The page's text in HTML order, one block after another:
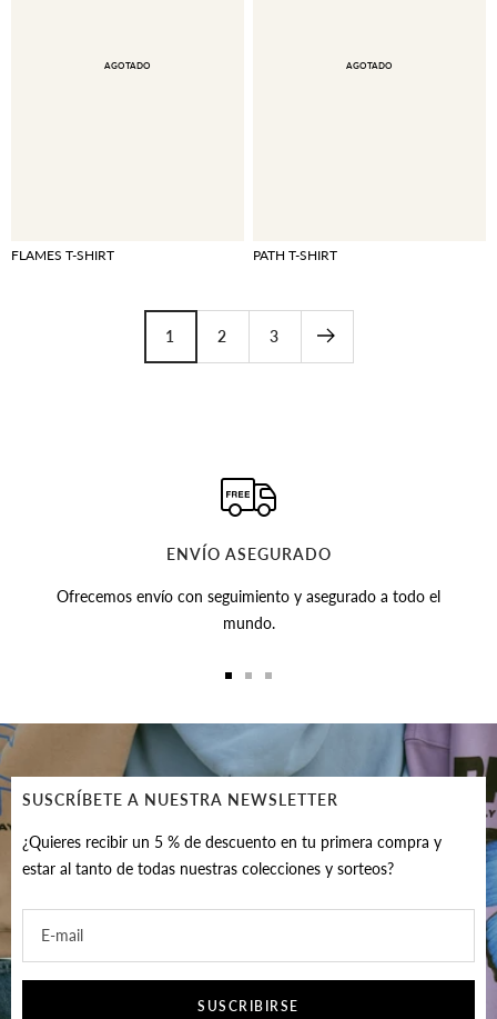
AGOTADO
FLAMES T-SHIRT
AGOTADO
PATH T-SHIRT
1 2 3
ENVÍO ASEGURADO
Ofrecemos envío con seguimiento y asegurado a todo el
mundo.
diapositiva
1
diapositiva
2
diapositiva
3
SUSCRÍBETE A NUESTRA NEWSLETTER
¿Quieres recibir un 5 % de descuento en tu primera compra y
estar al tanto de todas nuestras colecciones y sorteos?
E-mail
SUSCRIBIRSE